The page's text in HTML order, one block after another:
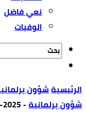
نعي فاضل
الوفيات
‫الرئيسية‬شؤون
شؤون برلمانية-
2025-05-16